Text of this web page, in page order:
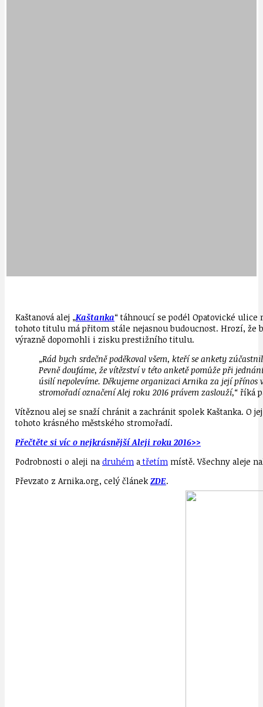
Kaštanová alej „Kaštanka“ táhnoucí se podél Opatovické ulice
tohoto titulu má přitom stále nejasnou budoucnost. Hrozí, že
výrazně dopomohli i zisku prestižního titulu.
„Rád bych srdečně poděkoval všem, kteří se ankety
Pevně doufáme, že vítězství v této anketě pomůže při
úsilí nepolevíme. Děkujeme organizaci Arnika za její přínos
stromořadí označení Alej roku 2016 právem zaslouží,“ říká
Vítěznou alej se snaží chránit a zachránit spolek Kaštanka. O
tohoto krásného městského stromořadí.
Přečtěte si víc o nejkrásnější Aleji roku 2016>>
Podrobnosti o aleji nadruhém atřetím místě. Všechny aleje
Převzato z Arnika.org, celý článek ZDE.